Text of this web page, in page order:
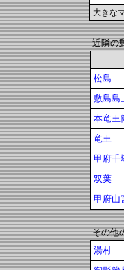
大きな
近隣の
松島
敷島島
本竜王
竜王
甲府千
双葉
甲府山
その他
湯村